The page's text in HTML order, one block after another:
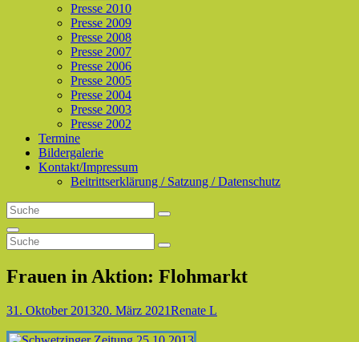
Presse 2010
Presse 2009
Presse 2008
Presse 2007
Presse 2006
Presse 2005
Presse 2004
Presse 2003
Presse 2002
Termine
Bildergalerie
Kontakt/Impressum
Beitrittserklärung / Satzung / Datenschutz
Search
for:
Search
Search
Search
for:
Search
Frauen in Aktion: Flohmarkt
Posted-
31. Oktober 201320. März 2021By
Byline
Renate L